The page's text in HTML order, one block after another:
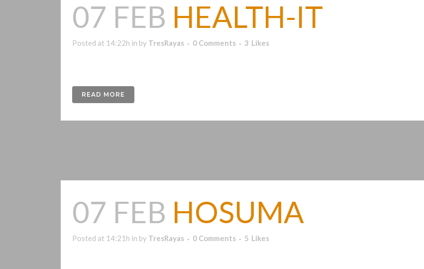
07 FEB HEALTH-IT
Posted at 14:22h in by TresRayas 0 Comments 3 Likes
READ MORE
07 FEB HOSUMA
Posted at 14:21h in by TresRayas 0 Comments 5 Likes